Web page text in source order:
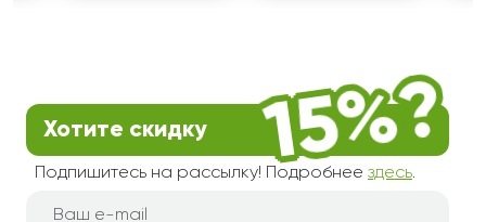
Хотите скидку
Подпишитесь на рассылку! Подробнее здесь.